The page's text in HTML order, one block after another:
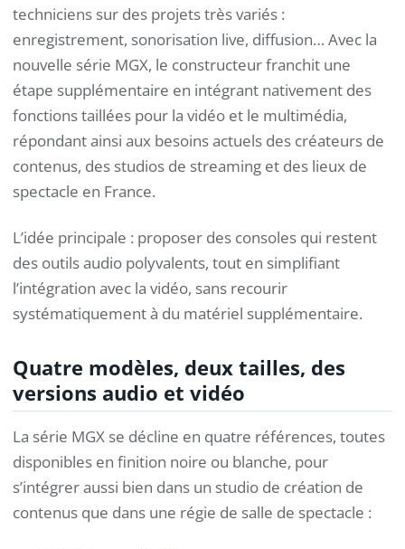
techniciens sur des projets très variés :
enregistrement, sonorisation live, diffusion… Avec la
nouvelle série MGX, le constructeur franchit une
étape supplémentaire en intégrant nativement des
fonctions taillées pour la vidéo et le multimédia,
répondant ainsi aux besoins actuels des créateurs de
contenus, des studios de streaming et des lieux de
spectacle en France.
L’idée principale : proposer des consoles qui restent
des outils audio polyvalents, tout en simplifiant
l’intégration avec la vidéo, sans recourir
systématiquement à du matériel supplémentaire.
Quatre modèles, deux tailles, des
versions audio et vidéo
La série MGX se décline en quatre références, toutes
disponibles en finition noire ou blanche, pour
s’intégrer aussi bien dans un studio de création de
contenus que dans une régie de salle de spectacle :